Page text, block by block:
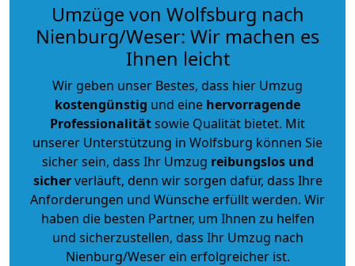
Umzüge von Wolfsburg nach
Nienburg/Weser: Wir machen es
Ihnen leicht
Wir geben unser Bestes, dass hier Umzug
kostengünstig und eine hervorragende
Professionalitätsowie Qualität bietet. Mit
unserer Unterstützung in Wolfsburg können Sie
sicher sein, dass Ihr Umzug reibungslos und
sicherverläuft, denn wir sorgen dafür, dass Ihre
Anforderungen und Wünsche erfüllt werden. Wir
haben die besten Partner, um Ihnen zu helfen
und sicherzustellen, dass Ihr Umzug nach
Nienburg/Weser ein erfolgreicher ist.